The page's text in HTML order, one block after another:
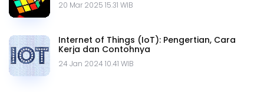
20 Mar 2025 15.31 WIB
Internet of Things (IoT): Pengertian, Cara
Kerja dan Contohnya
24 Jan 2024 10.41 WIB